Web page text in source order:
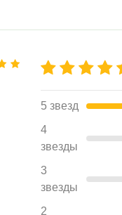
5 звезд
4
звезды
3
звезды
2